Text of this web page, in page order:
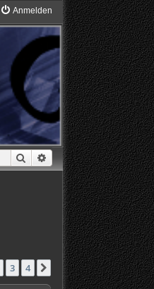
Anmelden
Suche Erweiterte Suche
3 4 Nächste